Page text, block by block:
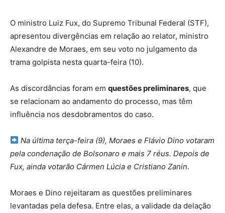
O ministro Luiz Fux, do Supremo Tribunal Federal (STF),
apresentou divergências em relação ao relator, ministro
Alexandre de Moraes, em seu voto no julgamento da
trama golpista nesta quarta-feira (10).
As discordâncias foram em questões preliminares, que
se relacionam ao andamento do processo, mas têm
influência nos desdobramentos do caso.
Na última terça-feira (9), Moraes eFlávio Dino votaram
pela condenação de Bolsonaro e mais 7 réus. Depois de
Fux, ainda votarão Cármen Lúcia e Cristiano Zanin.
Moraes e Dino rejeitaram as questões preliminares
levantadas pela defesa. Entre elas, a validade da delação